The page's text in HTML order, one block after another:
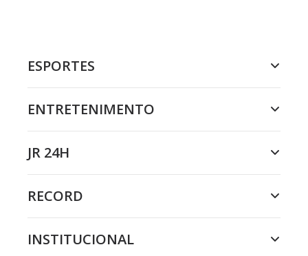
ESPORTES
ENTRETENIMENTO
JR 24H
RECORD
INSTITUCIONAL